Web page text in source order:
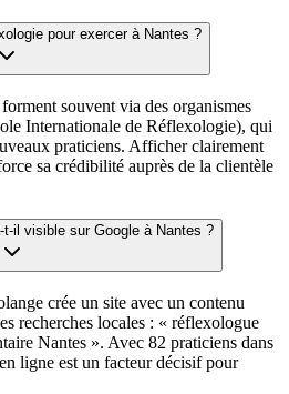
pour exercer à Nantes ?
souvent via des organismes
Internationale de Réflexologie), qui
praticiens. Afficher clairement
sa crédibilité auprès de la clientèle
il visible sur Google à Nantes ?
crée un site avec un contenu
recherches locales : « réflexologue
Nantes ». Avec 82 praticiens dans
ligne est un facteur décisif pour